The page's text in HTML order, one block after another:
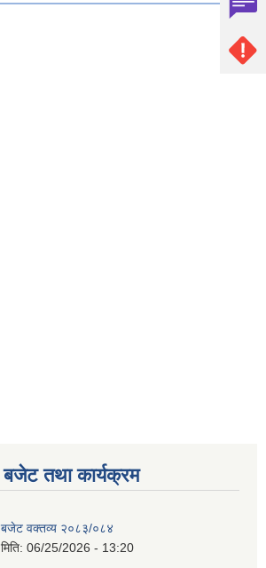
बजेट तथा कार्यक्रम
बजेट वक्तव्य २०८३/०८४
मिति: 06/25/2026 - 13:20